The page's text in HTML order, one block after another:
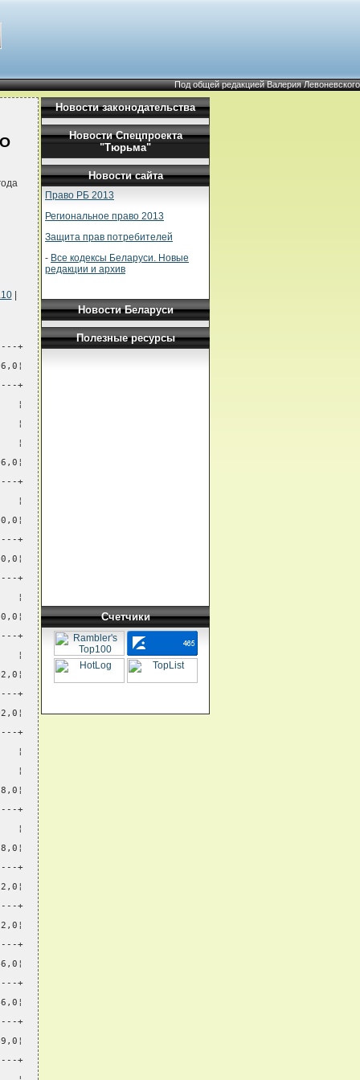
Под общей редакцией Валерия Левоневского
|
+
+
¦
¦
¦
+
¦
+
+
¦
+
¦
+
+
¦
¦
+
¦
+
+
+
+
+
+
Новости законодательства
Новости Спецпроекта
"Тюрьма"
Новости сайта
Право РБ 2013
Региональное право 2013
Защита прав потребителей
- Все кодексы Беларуси. Новые
редакции и архив
Новости Беларуси
Полезные ресурсы
Счетчики